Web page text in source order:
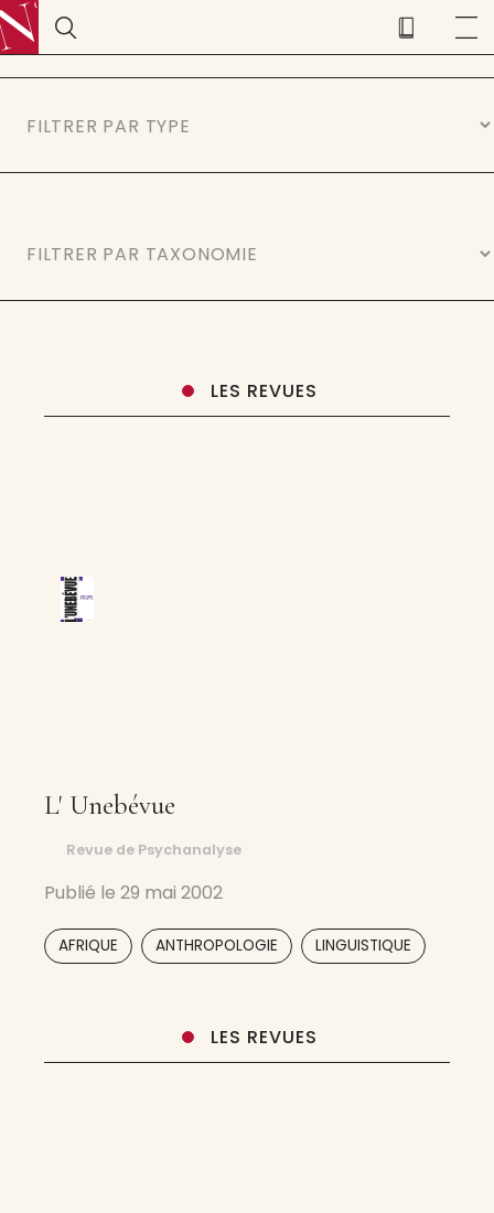
LES REVUES
L' Unebévue
Revue de Psychanalyse
Publié le 29 mai 2002
AFRIQUE ANTHROPOLOGIE LINGUISTIQUE
LES REVUES